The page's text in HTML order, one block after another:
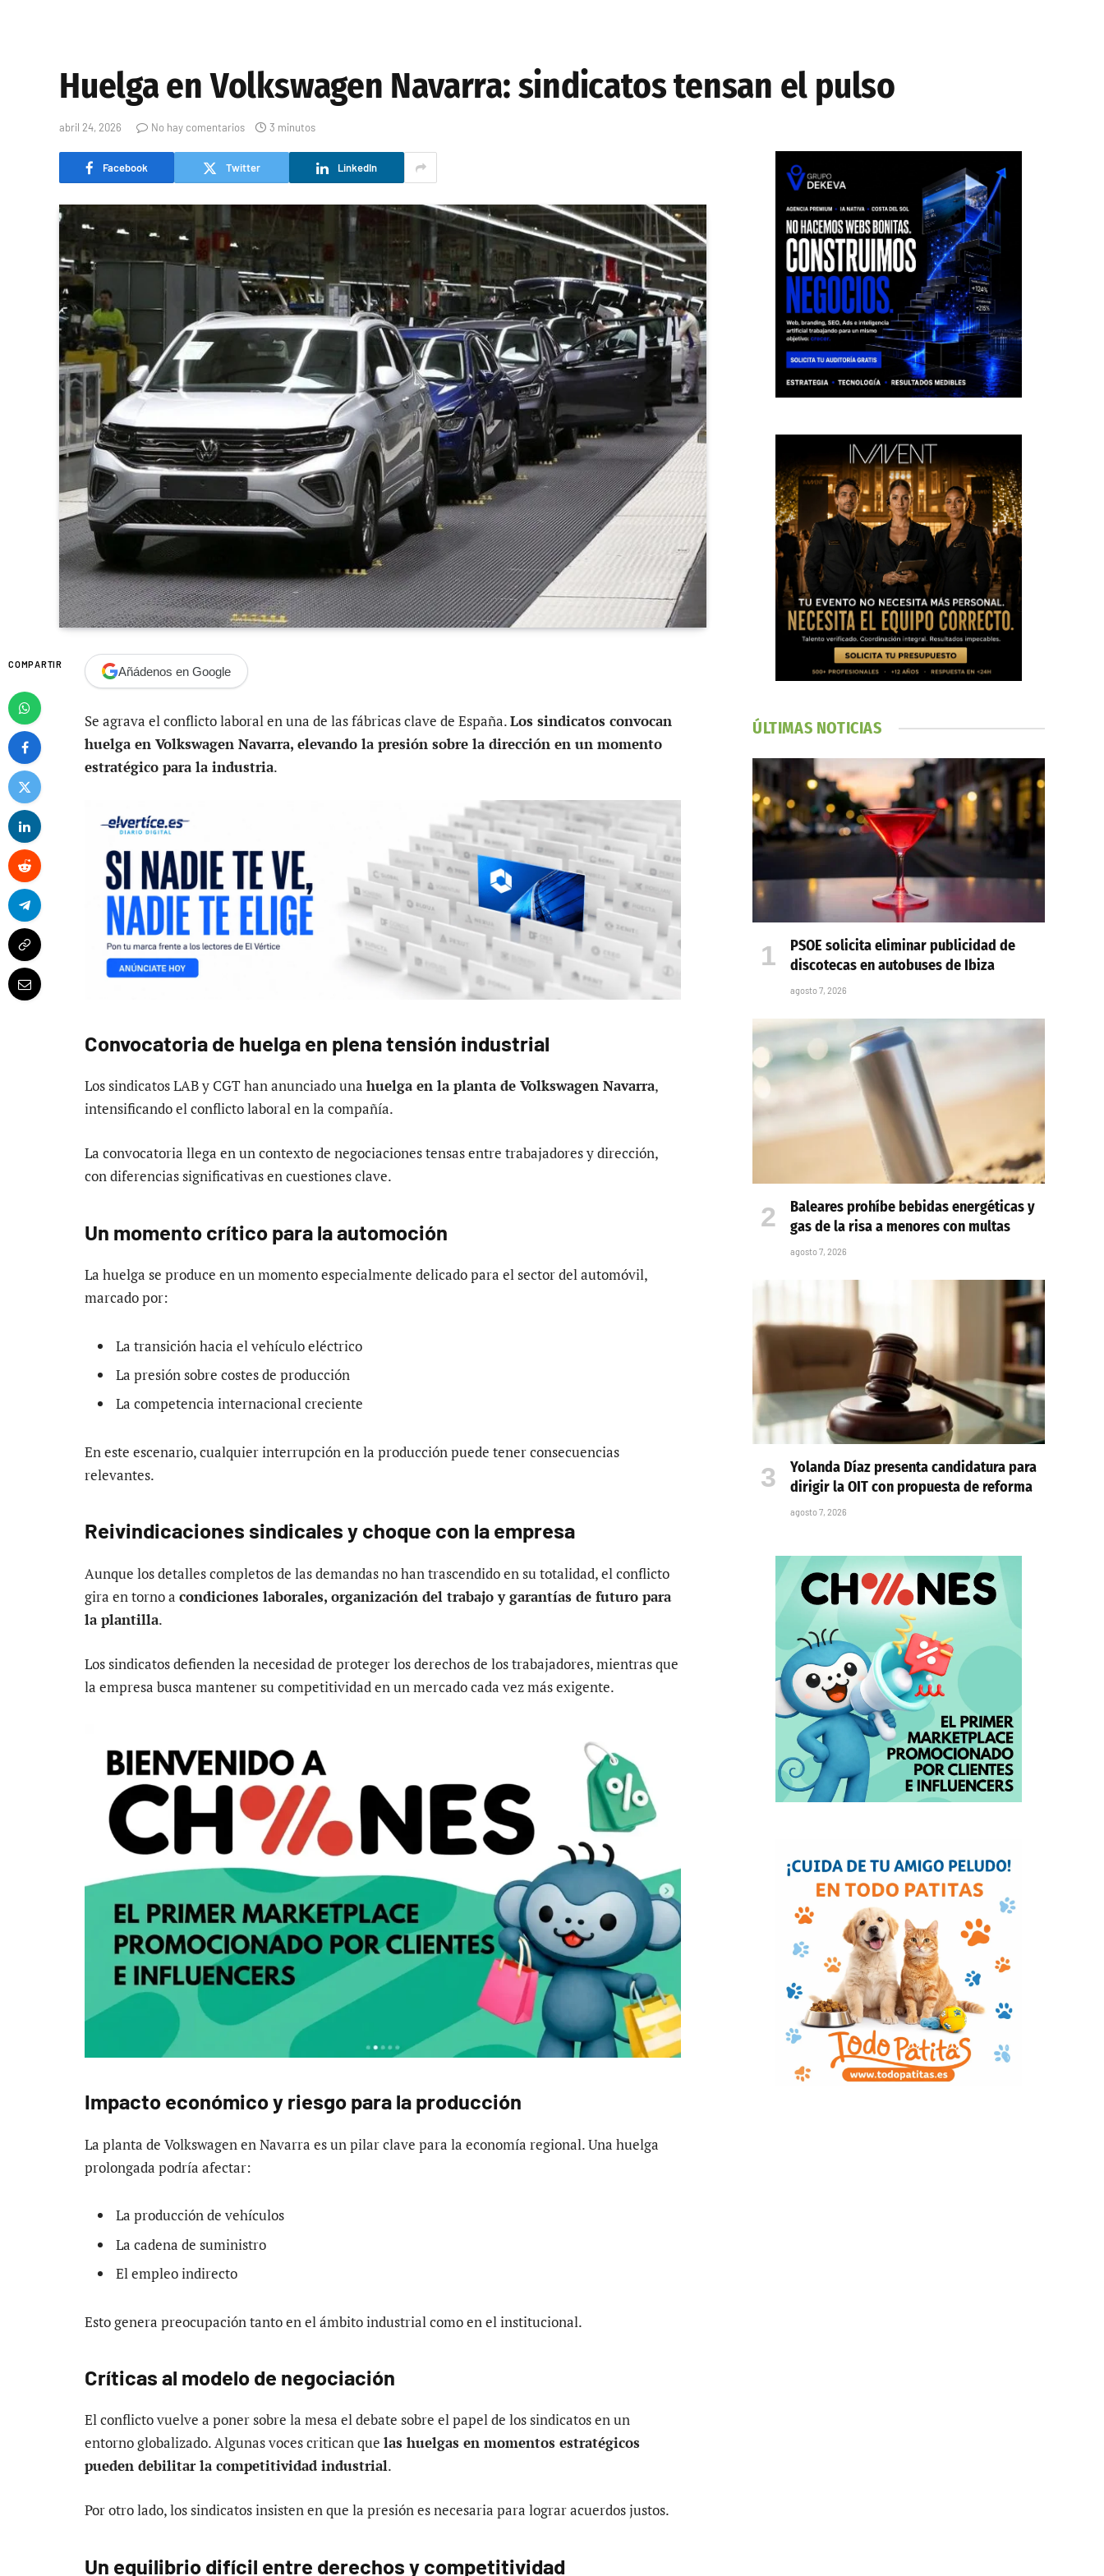
Huelga en Volkswagen Navarra: sindicatos tensan el pulso
abril 24, 2026 No hay comentarios 3 minutos
Facebook Twitter LinkedIn
COMPARTIR Añádenos en Google
Se agrava el conflicto laboral en una de las fábricas clave de España.Los sindicatos convocan
huelga en Volkswagen Navarra, elevando la presión sobre la dirección en un momento
estratégico para la industria.
Convocatoria de huelga en plena tensión industrial
Los sindicatos LAB y CGT han anunciado una huelga en la planta de Volkswagen Navarra,
intensificando el conflicto laboral en la compañía.
La convocatoria llega en un contexto de negociaciones tensas entre trabajadores y dirección,
con diferencias significativas en cuestiones clave.
Un momento crítico para la automoción
La huelga se produce en un momento especialmente delicado para el sector del automóvil,
marcado por:
La transición hacia el vehículo eléctrico
La presión sobre costes de producción
La competencia internacional creciente
En este escenario, cualquier interrupción en la producción puede tener consecuencias
relevantes.
Reivindicaciones sindicales y choque con la empresa
Aunque los detalles completos de las demandas no han trascendido en su totalidad, el conflicto
gira en torno a condiciones laborales, organización del trabajo y garantías de futuro para
la plantilla.
Los sindicatos defienden la necesidad de proteger los derechos de los trabajadores, mientras que
la empresa busca mantener su competitividad en un mercado cada vez más exigente.
Impacto económico y riesgo para la producción
La planta de Volkswagen en Navarra es un pilar clave para la economía regional. Una huelga
prolongada podría afectar:
La producción de vehículos
La cadena de suministro
El empleo indirecto
Esto genera preocupación tanto en el ámbito industrial como en el institucional.
Críticas al modelo de negociación
El conflicto vuelve a poner sobre la mesa el debate sobre el papel de los sindicatos en un
entorno globalizado. Algunas voces critican que las huelgas en momentos estratégicos
pueden debilitar la competitividad industrial.
Por otro lado, los sindicatos insisten en que la presión es necesaria para lograr acuerdos justos.
Un equilibrio difícil entre derechos y competitividad
ÚLTIMAS NOTICIAS
PSOE solicita eliminar publicidad de
discotecas en autobuses de Ibiza
agosto 7, 2026
Baleares prohíbe bebidas energéticas y
gas de la risa a menores con multas
agosto 7, 2026
Yolanda Díaz presenta candidatura para
dirigir la OIT con propuesta de reforma
agosto 7, 2026